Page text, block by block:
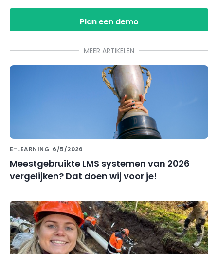
Plan een demo
MEER ARTIKELEN
E-LEARNING 6/5/2026
Meestgebruikte LMS systemen van 2026
vergelijken? Dat doen wij voor je!